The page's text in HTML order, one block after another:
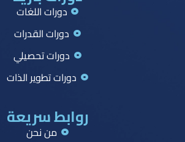
دورات اللغات
دورات القدرات
دورات تحصيلي
دورات تطوير الذات
روابط سريعة
من نحن